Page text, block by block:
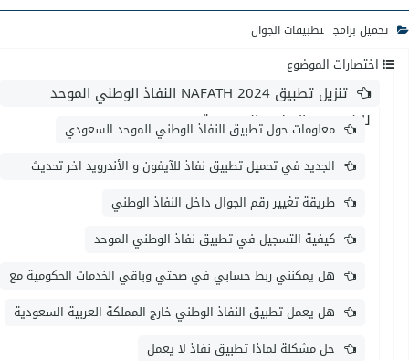
تحميل برامج تطبيقات الجوال
اختصارات الموضوع
تنزيل تطبيق NAFATH 2024 النفاذ الوطني الموحد
للاندرويد والايفون السعودية APK
معلومات حول تطبيق النفاذ الوطني الموحد السعودي
الجديد في تحميل تطبيق نفاذ للآيفون و الأندرويد اخر تحديث
2023 طريقة تغيير رقم الجوال داخل النفاذ الوطني
كيفية التسجيل في تطبيق نفاذ الوطني الموحد
هل يمكنني ربط حسابي في صحتي وباقي الخدمات الحكومية مع
منصة النفاذ الوطني؟
هل يعمل تطبيق النفاذ الوطني خارج المملكة العربية السعودية
حل مشكلة لماذا تطبيق نفاذ لا يعمل